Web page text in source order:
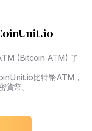
(Bitcoin ATM) 了
比特幣ATM，
貨幣。